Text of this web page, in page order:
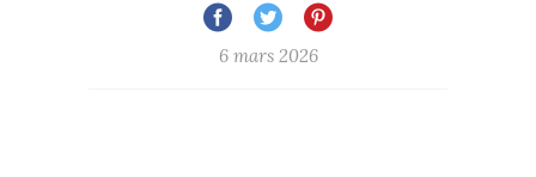
6 mars 2026